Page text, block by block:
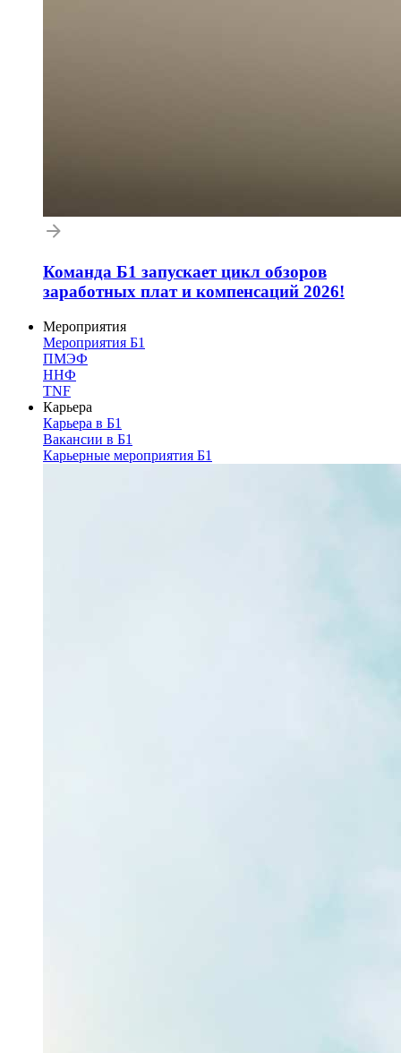
Команда Б1 запускает цикл обзоров
заработных плат и компенсаций 2026!
Мероприятия
Мероприятия Б1
ПМЭФ
ННФ
TNF
Карьера
Карьера в Б1
Вакансии в Б1
Карьерные мероприятия Б1